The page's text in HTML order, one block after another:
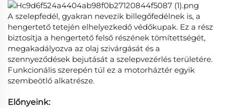
A szelepfedél, gyakran nevezik billegőfedélnek is, a
hengertető tetején elhelyezkedő védőkupak. Ez a rész
biztosítja a hengertető felső részének tömítettségét,
megakadályozva az olaj szivárgását és a
szennyeződések bejutását a szelepvezérlés területére.
Funkcionális szerepén túl ez a motorháztér egyik
szembeötlő alkatrésze.
Előnyeink: